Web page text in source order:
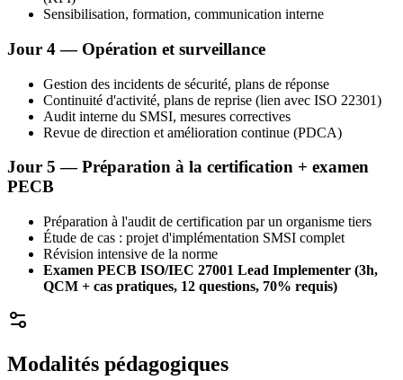
Sensibilisation, formation, communication interne
Jour 4 — Opération et surveillance
Gestion des incidents de sécurité, plans de réponse
Continuité d'activité, plans de reprise (lien avec ISO 22301)
Audit interne du SMSI, mesures correctives
Revue de direction et amélioration continue (PDCA)
Jour 5 — Préparation à la certification + examen
PECB
Préparation à l'audit de certification par un organisme tiers
Étude de cas : projet d'implémentation SMSI complet
Révision intensive de la norme
Examen PECB ISO/IEC 27001 Lead Implementer (3h,
QCM + cas pratiques, 12 questions, 70% requis)
Modalités pédagogiques